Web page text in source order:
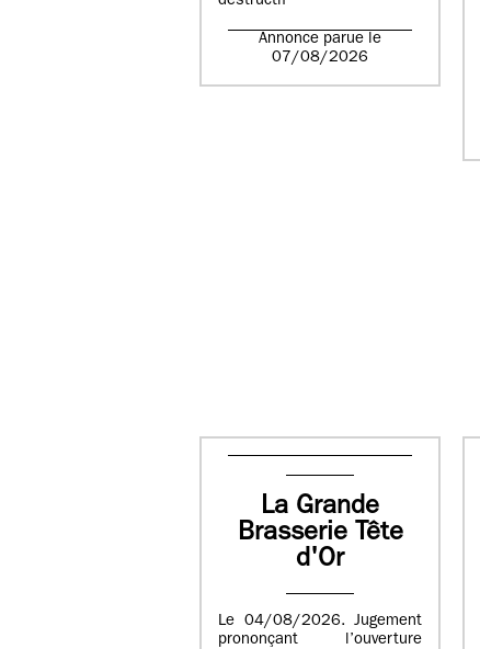
Annonce parue le
07/08/2026
La Grande
Brasserie Tête
d'Or
Le 04/08/2026. Jugement
prononçant l’ouverture